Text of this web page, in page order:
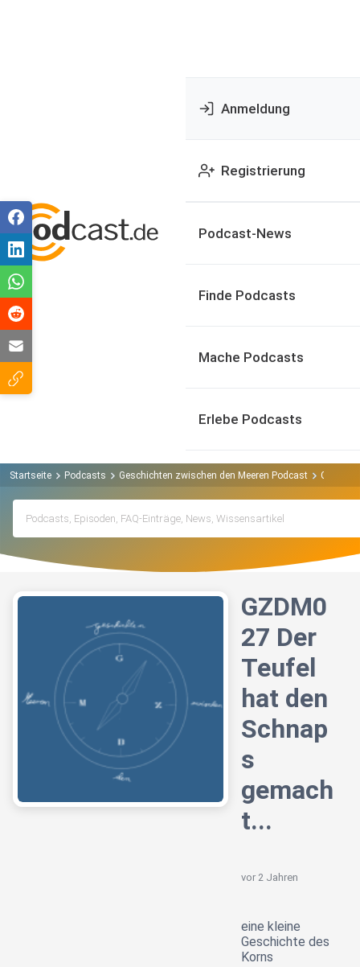
Anmeldung
Registrierung
Podcast-News
Finde Podcasts
Mache Podcasts
Erlebe Podcasts
Startseite Podcasts Geschichten zwischen den Meeren Podcast
GZDM0
27 Der
Teufel
hat den
Schnap
s
gemach
t...
vor 2 Jahren
eine kleine
Geschichte des
Korns